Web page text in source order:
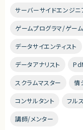
サーバーサイドエンジニ
ゲームプログラマ/ゲー
データサイエンティスト
データアナリスト
スクラムマスター 情
コンサルタント フル
講師/メンター